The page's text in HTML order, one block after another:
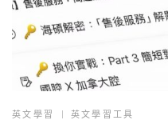
英文學習 英文學習工具